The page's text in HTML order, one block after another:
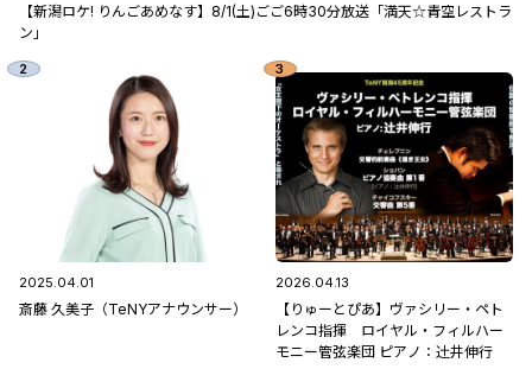
【新潟ロケ! りんごあめなす】8/1(土)ごご6時30分放送「満天☆青空レストラ
ン」
2025.04.01
斎藤 久美子（TeNYアナウンサー）
2026.04.13
【りゅーとぴあ】ヴァシリー・ペト
レンコ指揮 ロイヤル・フィルハー
モニー管弦楽団 ピアノ：辻󠄀井伸行